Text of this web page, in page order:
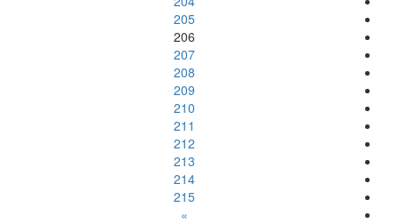
205
206
207
208
209
210
211
212
213
214
215
»